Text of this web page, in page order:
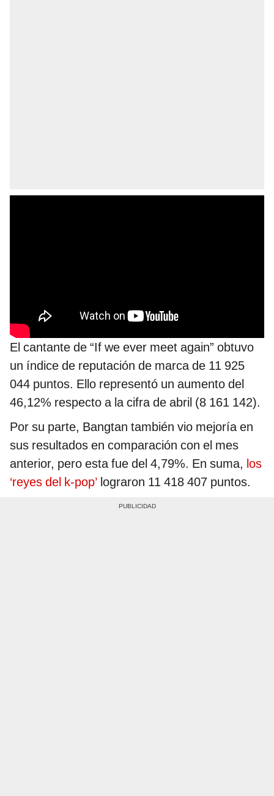
El cantante de “If we ever meet again” obtuvo
un índice de reputación de marca de 11 925
044 puntos. Ello representó un aumento del
46,12% respecto a la cifra de abril (8 161 142).
Por su parte, Bangtan también vio mejoría en
sus resultados en comparación con el mes
anterior, pero esta fue del 4,79%. En suma, los
‘reyes del k-pop’ lograron 11 418 407 puntos.